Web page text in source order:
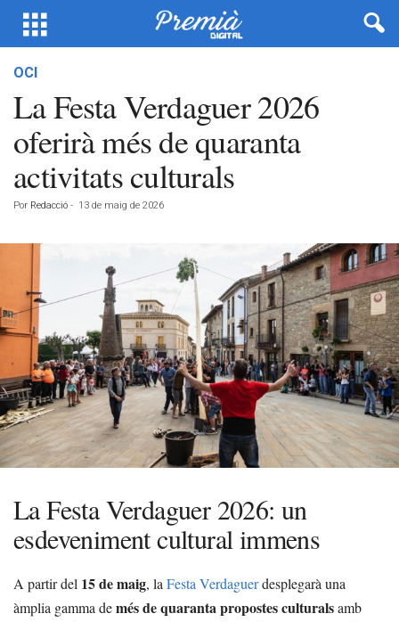
OCI
La Festa Verdaguer 2026
oferirà més de quaranta
activitats culturals
Por Redacció - 13 de maig de 2026
La Festa Verdaguer 2026: un
esdeveniment cultural immens
A partir del 15 de maig, la Festa Verdaguerdesplegarà una
àmplia gamma demés de quaranta propostes culturalsamb